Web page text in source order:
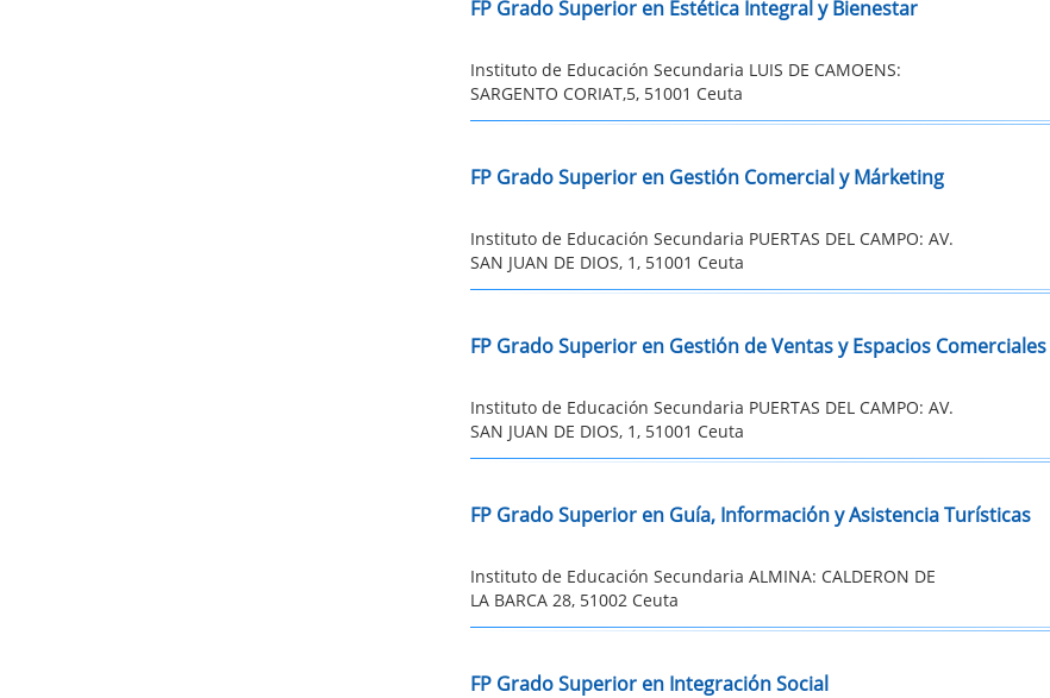
FP Grado Superior en Estética Integral y Bienestar
Instituto de Educación Secundaria LUIS DE CAMOENS:
SARGENTO CORIAT,5, 51001 Ceuta
FP Grado Superior en Gestión Comercial y Márketing
Instituto de Educación Secundaria PUERTAS DEL CAMPO: AV.
SAN JUAN DE DIOS, 1, 51001 Ceuta
FP Grado Superior en Gestión de Ventas y Espacios
Instituto de Educación Secundaria PUERTAS DEL CAMPO: AV.
SAN JUAN DE DIOS, 1, 51001 Ceuta
FP Grado Superior en Guía, Información y Asistencia Turísticas
Instituto de Educación Secundaria ALMINA: CALDERON DE
LA BARCA 28, 51002 Ceuta
FP Grado Superior en Integración Social